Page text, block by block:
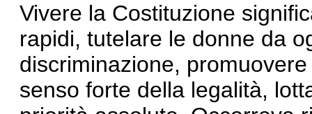
Vivere la Costituzione
rapidi, tutelare le donne da
discriminazione,
senso forte della legalità,